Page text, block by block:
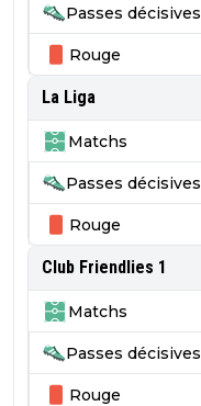
Passes décisives
Rouge
La Liga
Matchs
Passes décisives
Rouge
Club Friendlies 1
Matchs
Passes décisives
Rouge